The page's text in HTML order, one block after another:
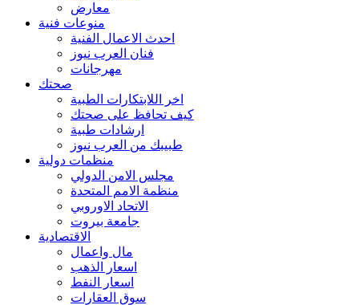
معارض
منوعات فنية
احدث الاعمال الفنية
فنان العرب نيوز
مهرجانات
صحتك
اخر اللابتكارات الطبية
كيف تحافظ على صحتك
ارشادات طبية
طبيبك من العرب نيوز
منظمات دولية
مجلس الامن الدولي
منظمة الامم المتحدة
الاتحاد الاوروبي
جامعة بيروت
الاقتصادية
مال واعمال
اسعار الذهب
اسعار النفط
سوق العقارات